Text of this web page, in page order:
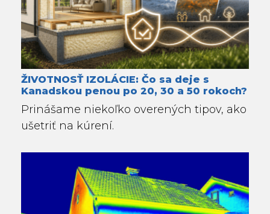
ŽIVOTNOSŤ IZOLÁCIE: Čo sa deje s
Kanadskou penou po 20, 30 a 50 rokoch?
Prinášame niekoľko overených tipov, ako
ušetriť na kúrení.